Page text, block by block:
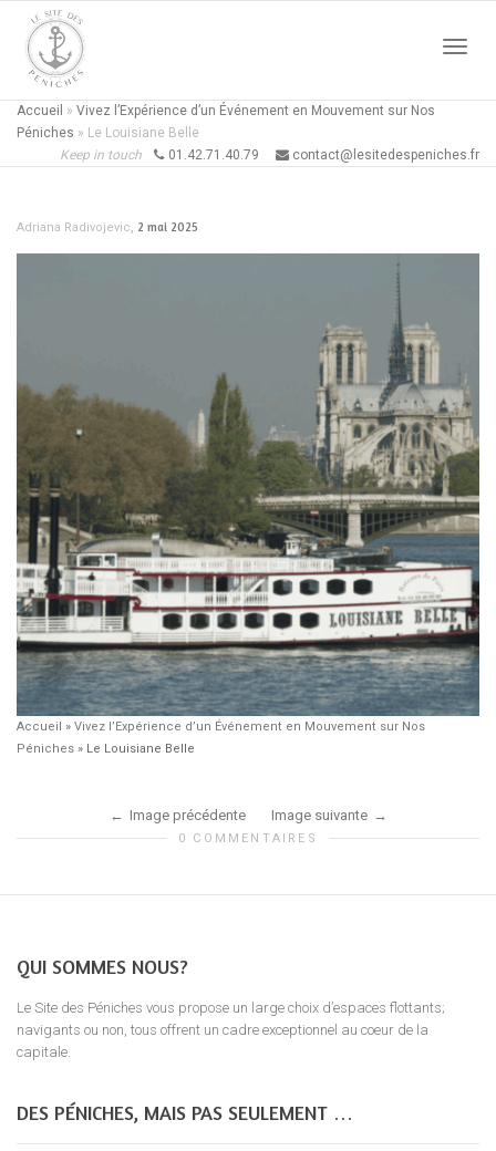
Accueil » Vivez l’Expérience d’un Événement en Mouvement sur Nos
Péniches » Le Louisiane Belle
Keep in touch
01.42.71.40.79 contact@lesitedespeniches.fr
Adriana Radivojevic, 2 mai 2025
Accueil » Vivez l’Expérience d’un Événement en Mouvement sur Nos
Péniches » Le Louisiane Belle
Image précédente Image suivante
0 COMMENTAIRES
QUI SOMMES NOUS?
Le Site des Péniches vous propose un large choix d’espaces flottants;
navigants ou non, tous offrent un cadre exceptionnel au coeur de la
capitale.
DES PÉNICHES, MAIS PAS SEULEMENT …